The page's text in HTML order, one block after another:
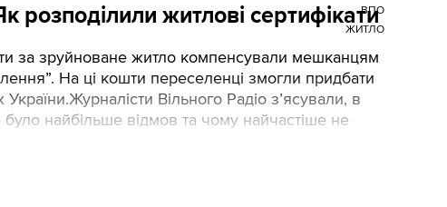
житлові сертифікати
за зруйноване житло компенсували мешканцям
На ці кошти переселенці змогли придбати
Вільного Радіо зʼясували, в
найбільше відмов та чому найчастіше не
ВПО
ЖИТЛО